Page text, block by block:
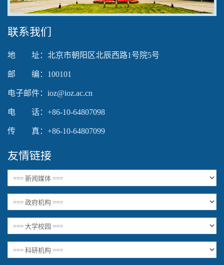
联系我们
地 址：北京市朝阳区北辰西路1号院5号
邮 编：100101
电子邮件：ioz@ioz.ac.cn
电 话：+86-10-64807098
传 真：+86-10-64807099
友情链接